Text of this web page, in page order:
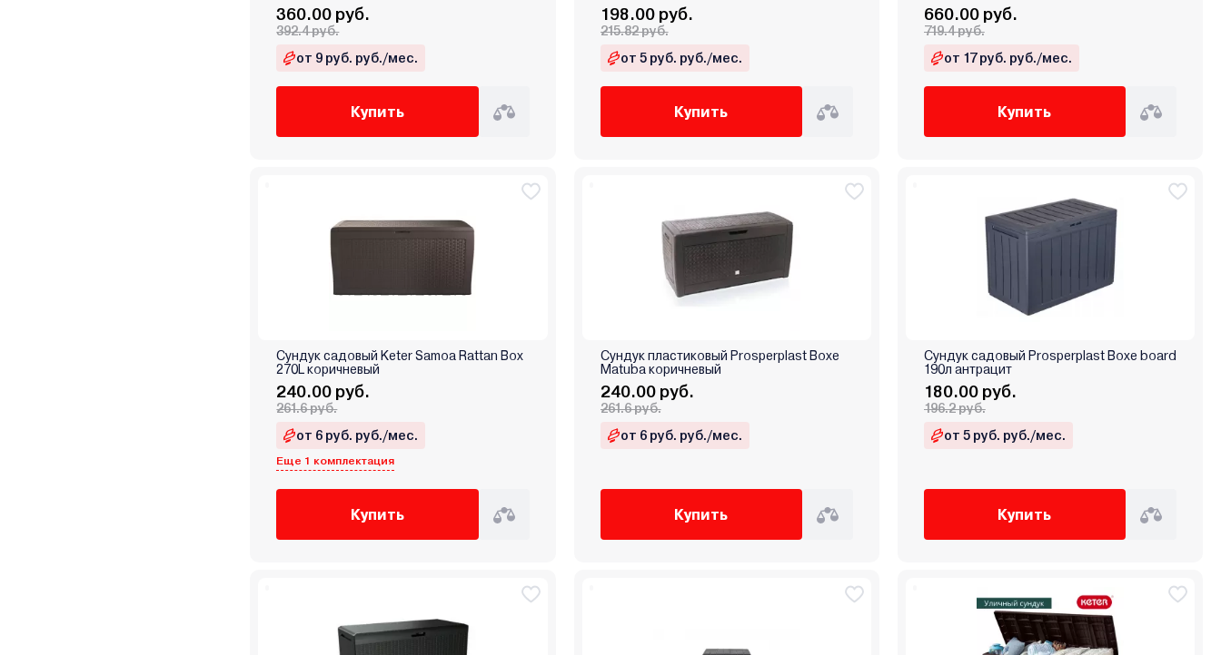
360.00 руб.
392.4 руб.
от 9 руб. руб./мес.
Купить
198.00 руб.
215.82 руб.
от 5 руб. руб./мес.
Купить
660.00 руб.
719.4 руб.
от 17 руб. руб./мес.
Купить
Сундук садовый Keter Samoa Rattan Box
270L коричневый
240.00 руб.
261.6 руб.
от 6 руб. руб./мес.
Еще 1 комплектация
Купить
Сундук пластиковый Prosperplast Boxe
Matuba коричневый
240.00 руб.
261.6 руб.
от 6 руб. руб./мес.
Купить
Сундук садовый Prosperplast Boxe board
190л антрацит
180.00 руб.
196.2 руб.
от 5 руб. руб./мес.
Купить